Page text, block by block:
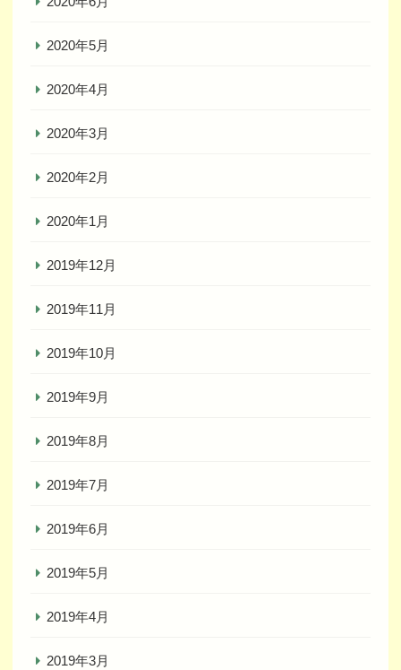
2020年5月
2020年4月
2020年3月
2020年2月
2020年1月
2019年12月
2019年11月
2019年10月
2019年9月
2019年8月
2019年7月
2019年6月
2019年5月
2019年4月
2019年3月